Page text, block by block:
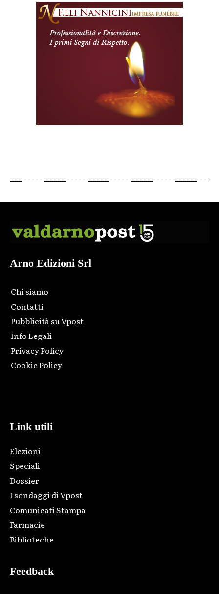
Arno Edizioni Srl
Chi siamo
Contatti
Pubblicità su Vpost
Info Legali
Privacy Policy
Cookie Policy
Link utili
Elezioni
Speciali
Dossier
I sondaggi di Vpost
Comunicati Stampa
Farmacie
Biblioteche
Feedback